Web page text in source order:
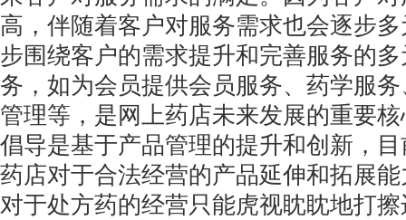
高，伴随着客户对服务需求也会逐步
步围绕客户的需求提升和完善服务的
务，如为会员提供会员服务、药学服
管理等，是网上药店未来发展的重要
倡导是基于产品管理的提升和创新，
药店对于合法经营的产品延伸和拓展
对于处方药的经营只能虎视眈眈地打